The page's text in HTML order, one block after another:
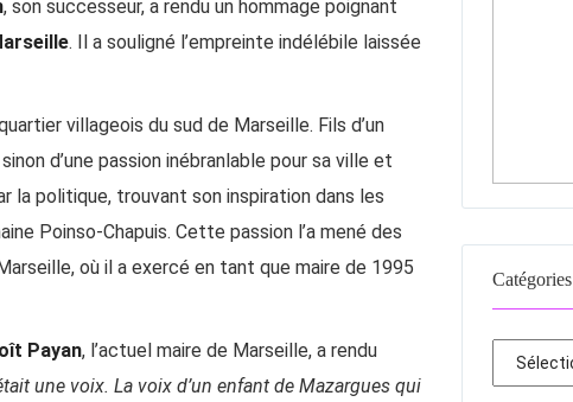
, son successeur, a rendu un hommage poignant
. Il a souligné l’empreinte indélébile laissée
villageois du sud de Marseille. Fils d’un
d’une passion inébranlable pour sa ville et
la politique, trouvant son inspiration dans les
Poinso-Chapuis. Cette passion l’a mené des
où il a exercé en tant que maire de 1995
Payan, l’actuel maire de Marseille, a rendu
une voix. La voix d’un enfant de Mazargues qui
Catégories